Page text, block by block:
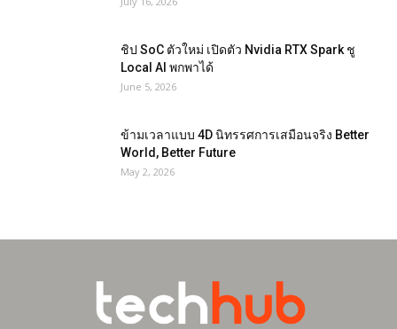
ชิป SoC ตัวใหม่ เปิดตัว Nvidia RTX Spark ชู
Local AI พกพาได้
June 5, 2026
ข้ามเวลาแบบ 4D นิทรรศการเสมือนจริง Better
World, Better Future
May 2, 2026